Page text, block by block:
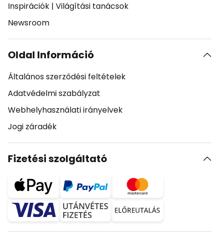
Inspirációk | Világítási tanácsok
Newsroom
Oldal Információ
Általános szerződési feltételek
Adatvédelmi szabályzat
Webhelyhasználati irányelvek
Jogi záradék
Fizetési szolgáltató